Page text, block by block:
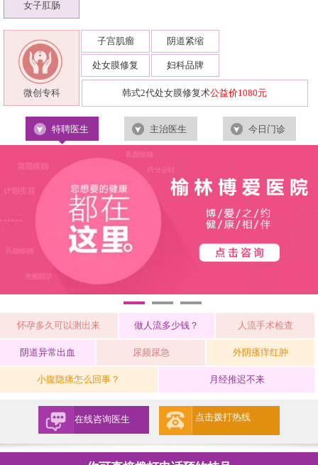
女子肛肠
微创专科
子宫肌瘤 阴道紧缩
处女膜修复 妇科品牌
韩式2代处女膜修复术公益价1080元
特聘医生 主治医生 今日门诊
怀孕多久可以测出来
做人流多少钱？ 人流手术检查
阴道异常出血 尿频尿急 外阴瘙痒红肿
小腹隐痛怎么回事？ 月经推迟不来
在线咨询医生 点击拨打热线